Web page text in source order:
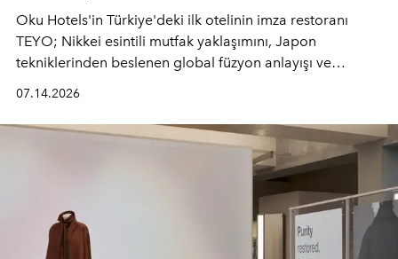
Oku Hotels'in Türkiye'deki ilk otelinin imza restoranı
TEYO; Nikkei esintili mutfak yaklaşımını, Japon
tekniklerinden beslenen global füzyon anlayışı ve
07.14.2026